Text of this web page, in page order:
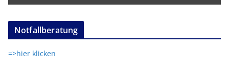
Notfallberatung
=>hier klicken